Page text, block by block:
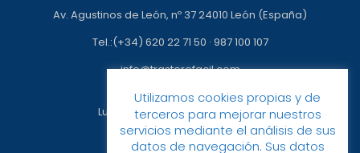
Av. Agustinos de León, nº 37 24010 León (España)
Tel.:(+34) 620 22 71 50 · 987 100 107
info@trasterofacil.com
Horario:
Lunes a Viernes: 09:00h a 17:00h
Utilizamos cookies propias y de
terceros para mejorar nuestros
servicios mediante el análisis de sus
datos de navegación. Sus datos